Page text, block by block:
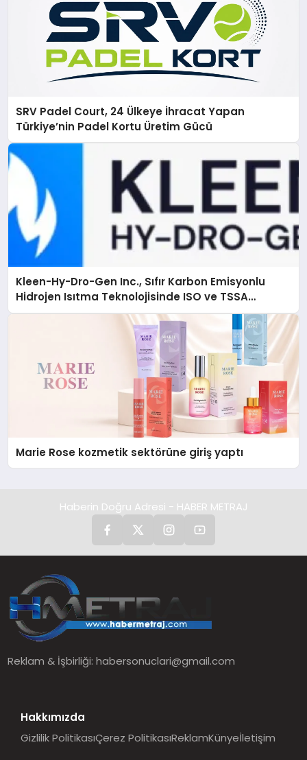
SRV Padel Court, 24 Ülkeye İhracat Yapan
Türkiye’nin Padel Kortu Üretim Gücü
Kleen-Hy-Dro-Gen Inc., Sıfır Karbon Emisyonlu
Hidrojen Isıtma Teknolojisinde ISO ve TSSA
Düzenleyici Onaylarını Aldı
Marie Rose kozmetik sektörüne giriş yaptı
Haberin Doğru Adresi - HABER METRAJ
Reklam & İşbirliği:habersonuclari@gmail.com
Hakkımızda
Gizlilik PolitikasıÇerez PolitikasıReklamKünyeİletişim